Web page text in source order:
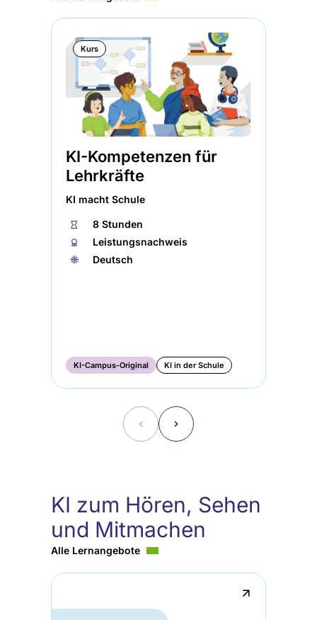
Kurs
KI-Kompetenzen für
Lehrkräfte
KI macht Schule
⏱
8 Stunden
🏅︎
Leistungsnachweis
🌐︎
Deutsch
KI-Campus-Original KI in der Schule
˂ ˃
KI zum Hören, Sehen
und Mitmachen
Alle Lernangebote
↗